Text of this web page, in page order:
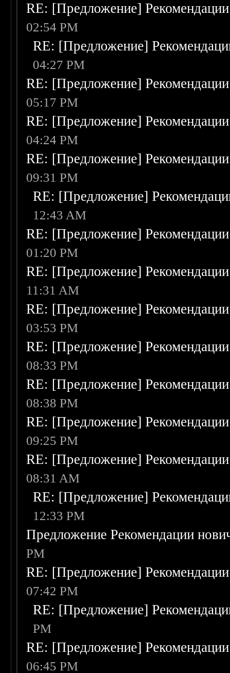
RE: [Предложение]
02:54 PM
RE: [Предложение]
04:27 PM
RE: [Предложение]
05:17 PM
RE: [Предложение]
04:24 PM
RE: [Предложение]
09:31 PM
RE: [Предложение]
12:43 AM
RE: [Предложение]
01:20 PM
RE: [Предложение]
11:31 AM
RE: [Предложение]
03:53 PM
RE: [Предложение]
08:33 PM
RE: [Предложение]
08:38 PM
RE: [Предложение]
09:25 PM
RE: [Предложение]
08:31 AM
RE: [Предложение]
12:33 PM
Предложение Рекомендации
PM
RE: [Предложение]
07:42 PM
RE: [Предложение]
PM
RE: [Предложение]
06:45 PM